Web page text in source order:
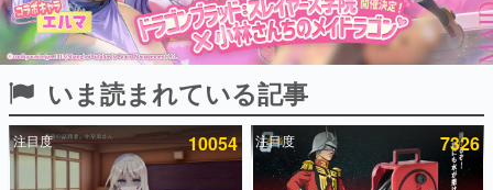
ピックアップ
電ファミのいま読まれている記事ランキング
いま読まれている記事
注目度 10054 注目度 7326